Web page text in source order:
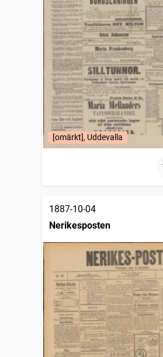
[omärkt], Uddevalla
1887-10-04
Nerikesposten